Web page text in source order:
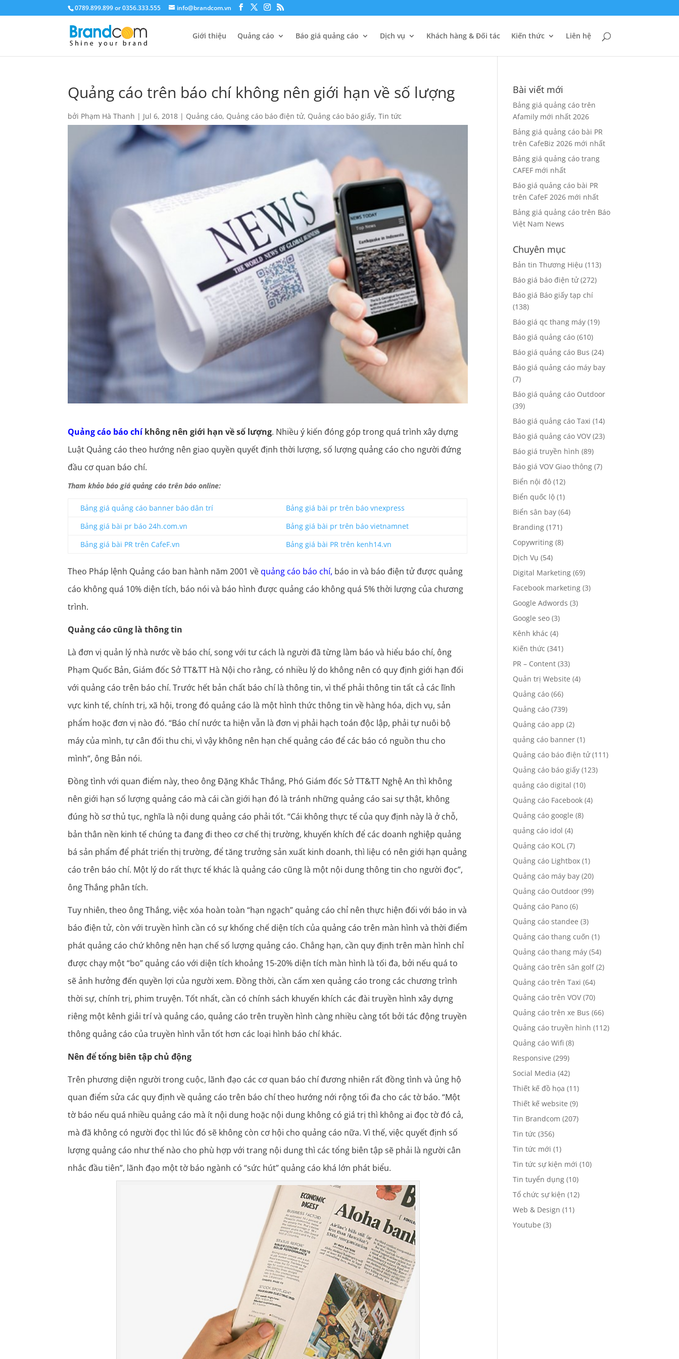
0789.899.899 or 0356.333.555 info@brandcom.vn
Giới thiệu Quảng cáo Báo giá quảng cáo Dịch vụ Khách hàng & Đối tác Kiến thức Liên hệ
Quảng cáo trên báo chí không nên giới hạn về số lượng
bởi Phạm Hà Thanh | Jul 6, 2018 | Quảng cáo, Quảng cáo báo điện tử, Quảng cáo báo giấy,Tin tức
Quảng cáo báo chíkhông nên giới hạn về số lượng. Nhiều ý kiến đóng góp trong quá trình xây dựng
Luật Quảng cáo theo hướng nên giao quyền quyết định thời lượng, số lượng quảng cáo cho người đứng
đầu cơ quan báo chí.
Tham khảo báo giá quảng cáo trên báo online:
Bảng giá quảng cáo banner báo dân trí
Bảng giá bài pr trên báo vnexpress
Bảng giá bài pr báo 24h.com.vn
Bảng giá bài pr trên báo vietnamnet
Bảng giá bài PR trên CafeF.vn
Bảng giá bài PR trên kenh14.vn
Theo Pháp lệnh Quảng cáo ban hành năm 2001 về quảng cáo báo chí, báo in và báo điện tử được quảng
cáo không quá 10% diện tích, báo nói và báo hình được quảng cáo không quá 5% thời lượng của chương
trình.
Quảng cáo cũng là thông tin
Là đơn vị quản lý nhà nước về báo chí, song với tư cách là người đã từng làm báo và hiểu báo chí, ông
Phạm Quốc Bản, Giám đốc Sở TT&TT Hà Nội cho rằng, có nhiều lý do không nên có quy định giới hạn đối
với quảng cáo trên báo chí. Trước hết bản chất báo chí là thông tin, vì thế phải thông tin tất cả các lĩnh
vực kinh tế, chính trị, xã hội, trong đó quảng cáo là một hình thức thông tin về hàng hóa, dịch vụ, sản
phẩm hoặc đơn vị nào đó. “Báo chí nước ta hiện vẫn là đơn vị phải hạch toán độc lập, phải tự nuôi bộ
máy của mình, tự cân đối thu chi, vì vậy không nên hạn chế quảng cáo để các báo có nguồn thu cho
mình“, ông Bản nói.
Đồng tình với quan điểm này, theo ông Đặng Khắc Thắng, Phó Giám đốc Sở TT&TT Nghệ An thì không
nên giới hạn số lượng quảng cáo mà cái cần giới hạn đó là tránh những quảng cáo sai sự thật, không
đúng hồ sơ thủ tục, nghĩa là nội dung quảng cáo phải tốt. “Cái không thực tế của quy định này là ở chỗ,
bản thân nền kinh tế chúng ta đang đi theo cơ chế thị trường, khuyến khích để các doanh nghiệp quảng
bá sản phẩm để phát triển thị trường, để tăng trưởng sản xuất kinh doanh, thì liệu có nên giới hạn quảng
cáo trên báo chí. Một lý do rất thực tế khác là quảng cáo cũng là một nội dung thông tin cho người đọc”,
ông Thắng phân tích.
Tuy nhiên, theo ông Thắng, việc xóa hoàn toàn “hạn ngạch” quảng cáo chỉ nên thực hiện đối với báo in và
báo điện tử, còn với truyền hình cần có sự khống chế diện tích của quảng cáo trên màn hình và thời điểm
phát quảng cáo chứ không nên hạn chế số lượng quảng cáo. Chẳng hạn, cần quy định trên màn hình chỉ
được chạy một “bo” quảng cáo với diện tích khoảng 15-20% diện tích màn hình là tối đa, bởi nếu quá to
sẽ ảnh hưởng đến quyền lợi của người xem. Đồng thời, cần cấm xen quảng cáo trong các chương trình
thời sự, chính trị, phim truyện. Tốt nhất, cần có chính sách khuyến khích các đài truyền hình xây dựng
riêng một kênh giải trí và quảng cáo, quảng cáo trên truyền hình càng nhiều càng tốt bởi tác động truyền
thông quảng cáo của truyền hình vẫn tốt hơn các loại hình báo chí khác.
Nên để tổng biên tập chủ động
Trên phương diện người trong cuộc, lãnh đạo các cơ quan báo chí đương nhiên rất đồng tình và ủng hộ
quan điểm sửa các quy định về quảng cáo trên báo chí theo hướng nới rộng tối đa cho các tờ báo. “Một
tờ báo nếu quá nhiều quảng cáo mà ít nội dung hoặc nội dung không có giá trị thì không ai đọc tờ đó cả,
mà đã không có người đọc thì lúc đó sẽ không còn cơ hội cho quảng cáo nữa. Vì thế, việc quyết định số
lượng quảng cáo như thế nào cho phù hợp với trang nội dung thì các tổng biên tập sẽ phải là người cân
nhắc đầu tiên”, lãnh đạo một tờ báo ngành có “sức hút” quảng cáo khá lớn phát biểu.
Bài viết mới
Bảng giá quảng cáo trên
Afamily mới nhất 2026
Bảng giá quảng cáo bài PR
trên CafeBiz 2026 mới nhất
Bảng giá quảng cáo trang
CAFEF mới nhất
Báo giá quảng cáo bài PR
trên CafeF 2026 mới nhất
Bảng giá quảng cáo trên Báo
Việt Nam News
Chuyên mục
Bản tin Thương Hiệu (113)
Báo giá báo điện tử(272)
Báo giá Báo giấy tạp chí
(138)
Báo giá qc thang máy (19)
Báo giá quảng cáo (610)
Báo giá quảng cáo Bus (24)
Báo giá quảng cáo máy bay
(7)
Báo giá quảng cáo Outdoor
(39)
Báo giá quảng cáo Taxi (14)
Báo giá quảng cáo VOV(23)
Báo giá truyền hình (89)
Báo giá VOV Giao thông (7)
Biển nội đô (12)
Biển quốc lộ (1)
Biển sân bay (64)
Branding (171)
Copywriting (8)
Dịch Vụ (54)
Digital Marketing (69)
Facebook marketing (3)
Google Adwords (3)
Google seo (3)
Kênh khác (4)
Kiến thức (341)
PR – Content (33)
Quản trị Website (4)
Quảng cáo (66)
Quảng cáo (739)
Quảng cáo app (2)
quảng cáo banner (1)
Quảng cáo báo điện tử(111)
Quảng cáo báo giấy (123)
quảng cáo digital (10)
Quảng cáo Facebook (4)
Quảng cáo google (8)
quảng cáo idol (4)
Quảng cáo KOL (7)
Quảng cáo Lightbox (1)
Quảng cáo máy bay (20)
Quảng cáo Outdoor (99)
Quảng cáo Pano (6)
Quảng cáo standee (3)
Quảng cáo thang cuốn (1)
Quảng cáo thang máy (54)
Quảng cáo trên sân golf(2)
Quảng cáo trên Taxi (64)
Quảng cáo trên VOV(70)
Quảng cáo trên xe Bus (66)
Quảng cáo truyền hình (112)
Quảng cáo Wifi (8)
Responsive (299)
Social Media (42)
Thiết kế đồ họa (11)
Thiết kế website (9)
Tin Brandcom (207)
Tin tức (356)
Tin tức mới (1)
Tin tức sự kiện mới (10)
Tin tuyển dụng (10)
Tổ chức sự kiện (12)
Web & Design (11)
Youtube (3)